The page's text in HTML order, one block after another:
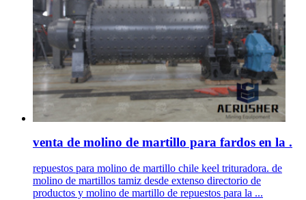
venta de molino de martillo para fardos en la .
repuestos para molino de martillo chile keel trituradora. de
molino de martillos tamiz desde extenso directorio de
productos y molino de martillo de repuestos para la ...